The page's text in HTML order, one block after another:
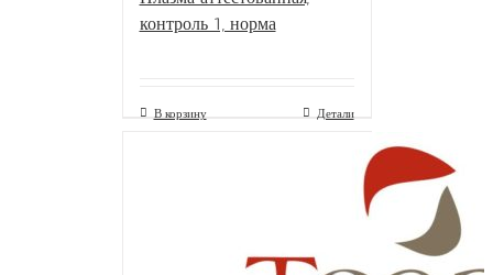
контроль 1, норма
В корзину Детали